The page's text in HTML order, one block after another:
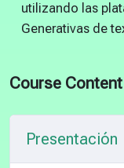
utilizando las
Generativas de
Course Content
Presentación